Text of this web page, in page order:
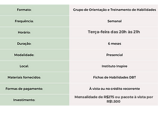
Terça-feira das 20h às 21h
Mensalidade de R$275 ou pacote à vista por
R$1.500